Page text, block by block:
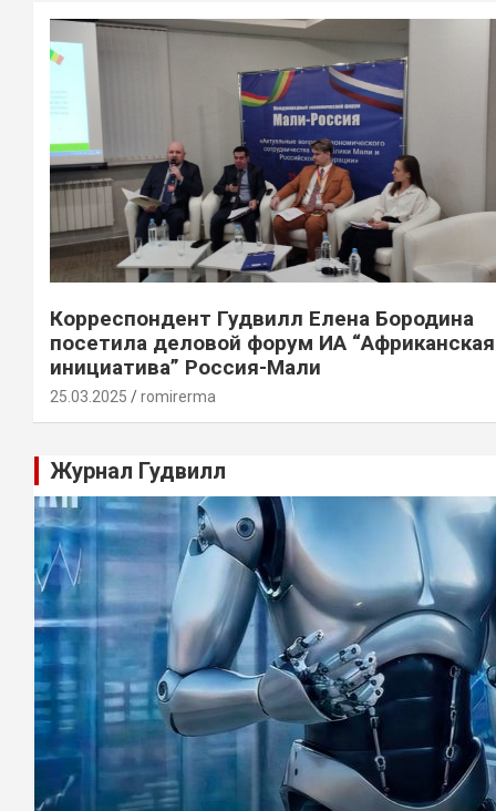
Корреспондент Гудвилл Елена Бородина
посетила деловой форум ИА “Африканская
инициатива” Россия-Мали
25.03.2025 romirerma
Журнал Гудвилл